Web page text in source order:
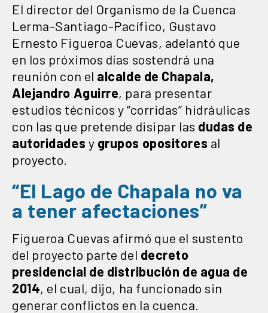
El director del Organismo de la Cuenca
Lerma-Santiago-Pacífico, Gustavo
Ernesto Figueroa Cuevas, adelantó que
en los próximos días sostendrá una
reunión con el alcalde de Chapala,
Alejandro Aguirre, para presentar
estudios técnicos y “corridas” hidráulicas
con las que pretende disipar las dudas de
autoridades y grupos opositores al
proyecto.
“El Lago de Chapala no va
a tener afectaciones”
Figueroa Cuevas afirmó que el sustento
del proyecto parte del decreto
presidencial de distribución de agua de
2014, el cual, dijo, ha funcionado sin
generar conflictos en la cuenca.